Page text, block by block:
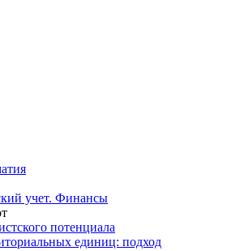
учет. Финансы